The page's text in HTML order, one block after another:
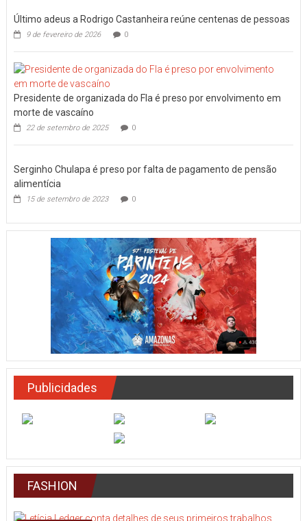
Último adeus a Rodrigo Castanheira reúne centenas de pessoas
9 de fevereiro de 2026 0
Presidente de organizada do Fla é preso por envolvimento em
morte de vascaíno
22 de setembro de 2025 0
Serginho Chulapa é preso por falta de pagamento de pensão
alimentícia
15 de setembro de 2023 0
Publicidades
FASHION